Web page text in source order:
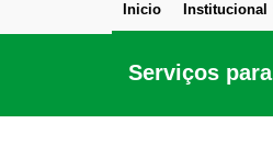
LOANDA
principal
Inicio Institucional
Serviços